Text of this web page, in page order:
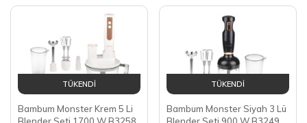
TÜKENDİ
Bambum Monster Krem 5 Li
TÜKENDİ
Bambum Monster Siyah 3 Lü